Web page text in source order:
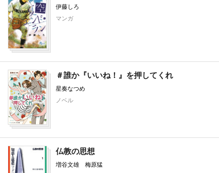
伊藤しろ
マンガ
＃誰か『いいね！』を押してくれ
星奏なつめ
ノベル
仏教の思想
増谷文雄 梅原猛